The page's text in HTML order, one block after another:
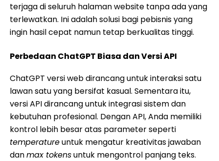
terjaga di seluruh halaman website tanpa ada yang
terlewatkan. Ini adalah solusi bagi pebisnis yang
ingin hasil cepat namun tetap berkualitas tinggi.
Perbedaan ChatGPT Biasa dan Versi API
ChatGPT versi web dirancang untuk interaksi satu
lawan satu yang bersifat kasual. Sementara itu,
versi API dirancang untuk integrasi sistem dan
kebutuhan profesional. Dengan API, Anda memiliki
kontrol lebih besar atas parameter seperti
temperatureuntuk mengatur kreativitas jawaban
danmax tokensuntuk mengontrol panjang teks.